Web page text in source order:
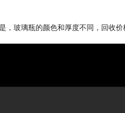
玻璃瓶的颜色和厚度不同，回收价